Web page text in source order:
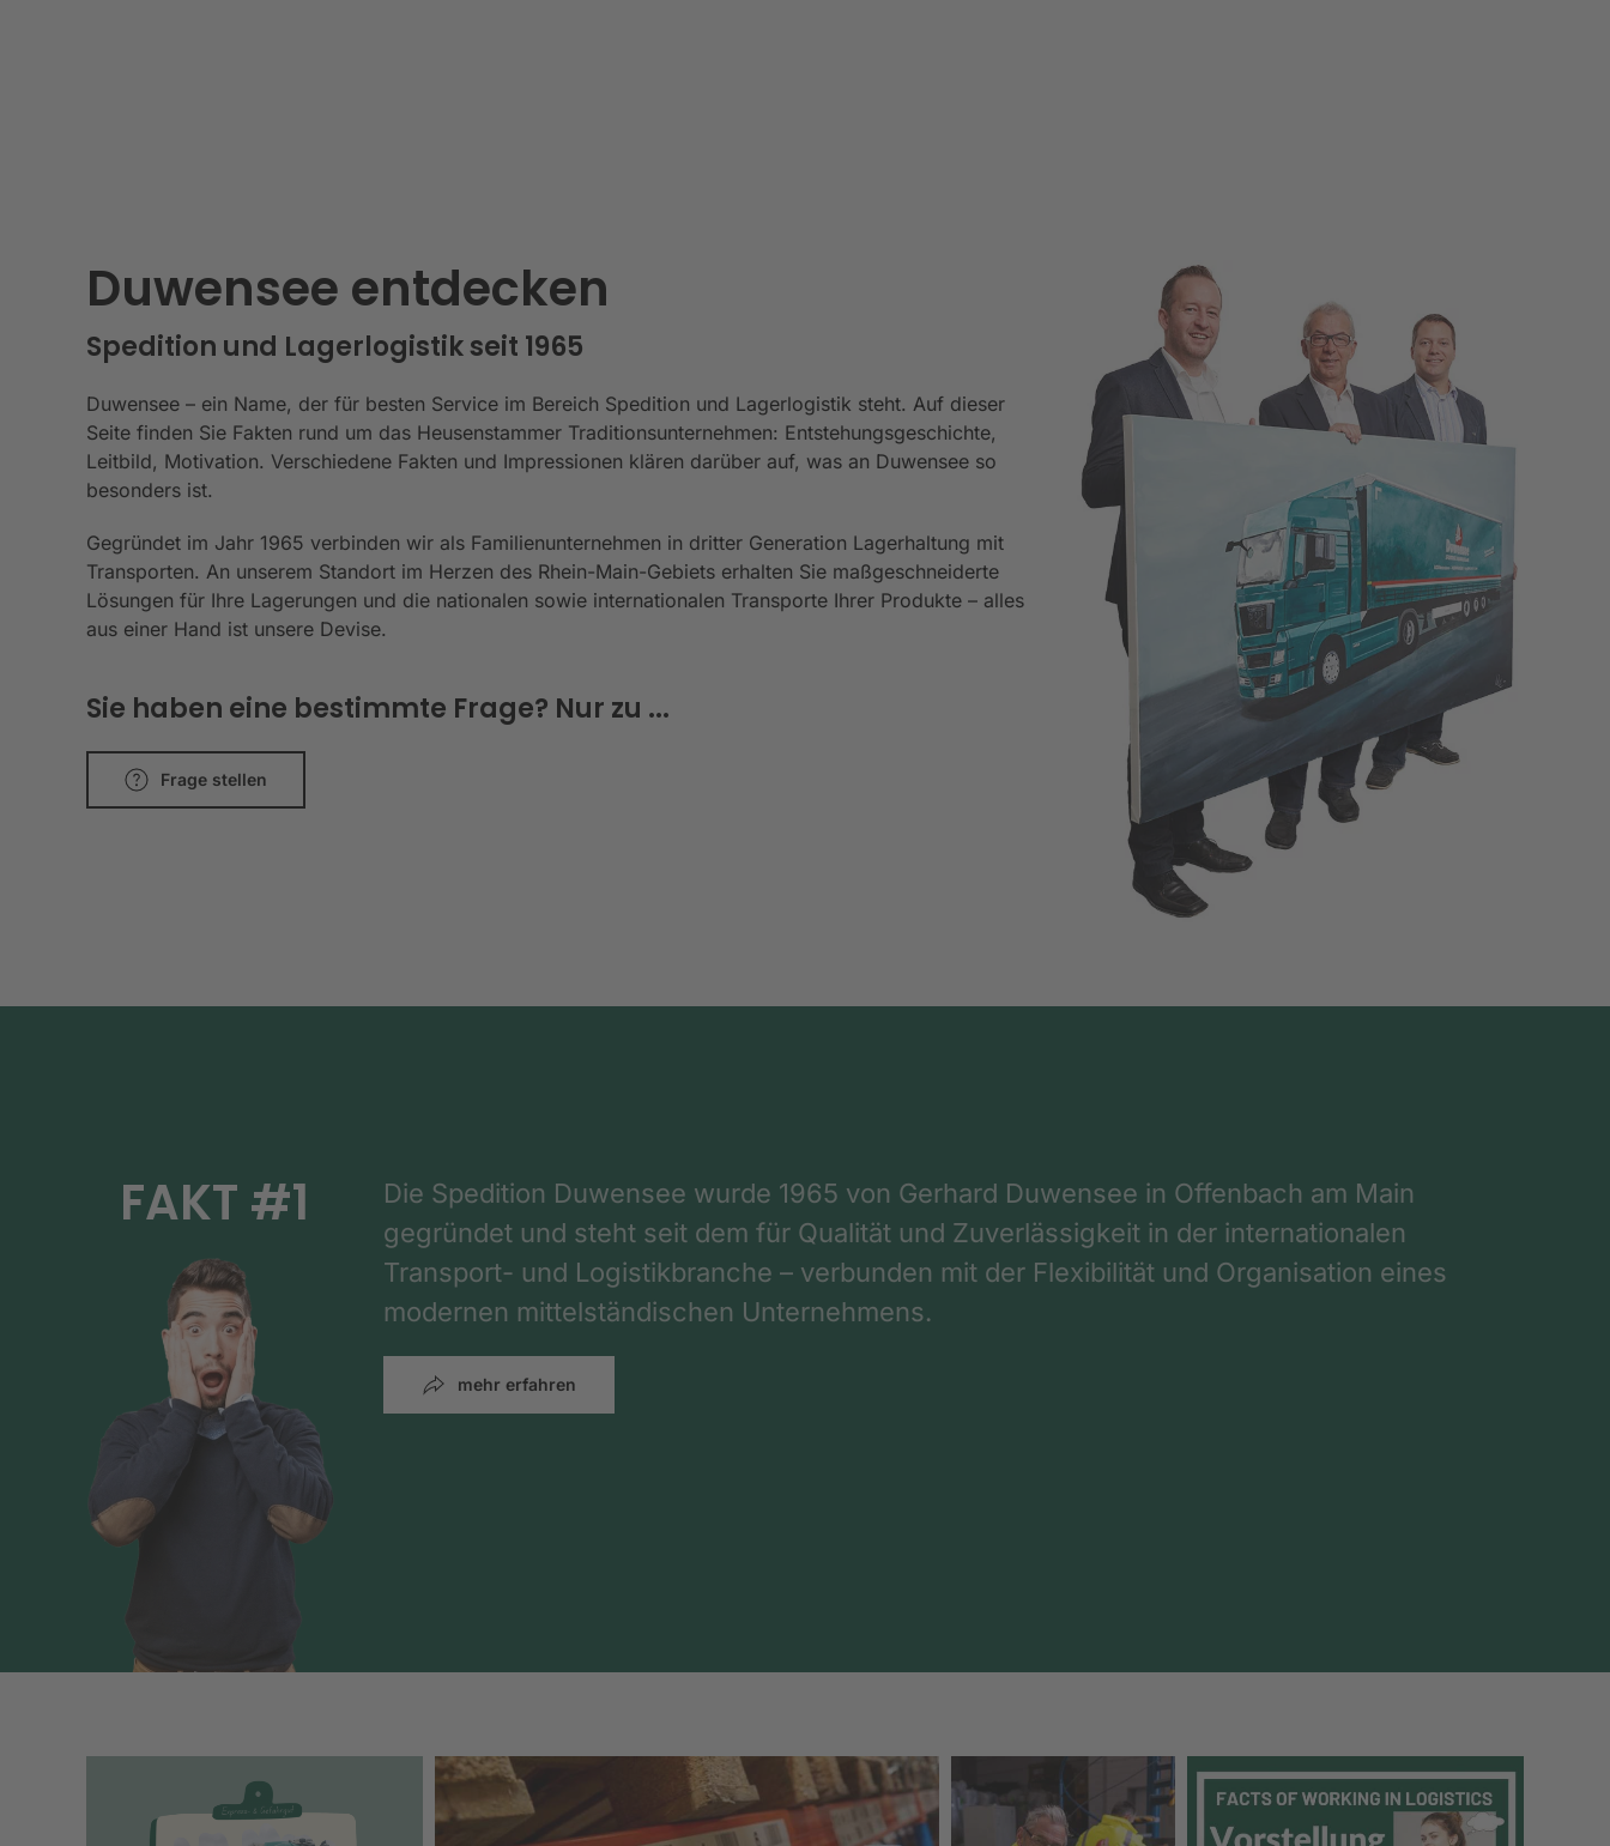
Duwensee entdecken
Spedition und Lagerlogistik seit 1965
Duwensee – ein Name, der für besten Service im Bereich Spedition und Lagerlogistik steht. Auf dieser
Seite finden Sie Fakten rund um das Heusenstammer Traditionsunternehmen: Entstehungsgeschichte,
Leitbild, Motivation. Verschiedene Fakten und Impressionen klären darüber auf, was an Duwensee so
besonders ist.
Gegründet im Jahr 1965 verbinden wir als Familienunternehmen in dritter Generation Lagerhaltung mit
Transporten. An unserem Standort im Herzen des Rhein-Main-Gebiets erhalten Sie maßgeschneiderte
Lösungen für Ihre Lagerungen und die nationalen sowie internationalen Transporte Ihrer Produkte – alles
aus einer Hand ist unsere Devise.
Sie haben eine bestimmte Frage? Nur zu ...
Frage stellen
FAKT #1
Die Spedition Duwensee wurde 1965 von Gerhard Duwensee in Offenbach am Main
gegründet und steht seit dem für Qualität und Zuverlässigkeit in der internationalen
Transport- und Logistikbranche – verbunden mit der Flexibilität und Organisation eines
modernen mittelständischen Unternehmens.
mehr erfahren